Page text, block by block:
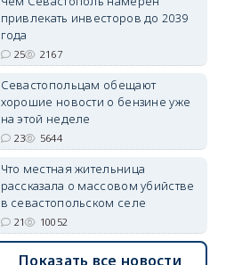
привлекать инвесторов до 2039
года
25 2167
Севастопольцам обещают
хорошие новости о бензине уже
на этой неделе
23 5644
Что местная жительница
рассказала о массовом убийстве
в севастопольском селе
21 10052
Показать все новости